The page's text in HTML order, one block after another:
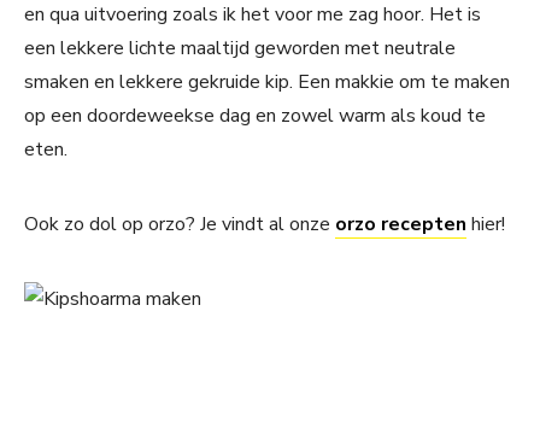
en qua uitvoering zoals ik het voor me zag hoor. Het is
een lekkere lichte maaltijd geworden met neutrale
smaken en lekkere gekruide kip. Een makkie om te maken
op een doordeweekse dag en zowel warm als koud te
eten.
Ook zo dol op orzo? Je vindt al onze orzo recepten hier!